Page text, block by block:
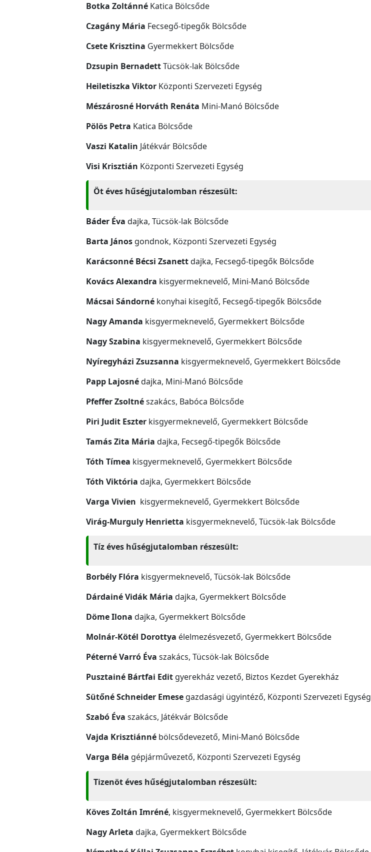
Botka Zoltánné Katica Bölcsőde
Czagány Mária Fecsegő-tipegők Bölcsőde
Csete Krisztina Gyermekkert Bölcsőde
Dzsupin BernadettTücsök-lak Bölcsőde
Heiletiszka Viktor Központi Szervezeti Egység
Mészárosné Horváth Renáta Mini-Manó Bölcsőde
Pölös Petra Katica Bölcsőde
Vaszi Katalin Játékvár Bölcsőde
Visi Krisztián Központi Szervezeti Egység
Öt éves hűségjutalomban részesült:
Báder Éva dajka, Tücsök-lak Bölcsőde
Barta János gondnok, Központi Szervezeti Egység
Karácsonné Bécsi Zsanettdajka, Fecsegő-tipegők Bölcsőde
Kovács Alexandra kisgyermeknevelő, Mini-Manó Bölcsőde
Mácsai Sándorné konyhai kisegítő, Fecsegő-tipegők Bölcsőde
Nagy Amanda kisgyermeknevelő, Gyermekkert Bölcsőde
Nagy Szabina kisgyermeknevelő, Gyermekkert Bölcsőde
Nyíregyházi Zsuzsanna kisgyermeknevelő, Gyermekkert Bölcsőde
Papp Lajosnédajka, Mini-Manó Bölcsőde
Pfeffer Zsoltnészakács, Babóca Bölcsőde
Piri Judit Eszter kisgyermeknevelő, Gyermekkert Bölcsőde
Tamás Zita Mária dajka, Fecsegő-tipegők Bölcsőde
Tóth Tímea kisgyermeknevelő, Gyermekkert Bölcsőde
Tóth Viktória dajka, Gyermekkert Bölcsőde
Varga Vivien kisgyermeknevelő, Gyermekkert Bölcsőde
Virág-Murguly Henrietta kisgyermeknevelő, Tücsök-lak Bölcsőde
Tíz éves hűségjutalomban részesült:
Borbély Flóra kisgyermeknevelő, Tücsök-lak Bölcsőde
Dárdainé Vidák Mária dajka, Gyermekkert Bölcsőde
Döme Ilona dajka, Gyermekkert Bölcsőde
Molnár-Kötél Dorottya élelmezésvezető, Gyermekkert Bölcsőde
Péterné Varró Éva szakács, Tücsök-lak Bölcsőde
Pusztainé Bártfai Edit gyerekház vezető, Biztos Kezdet Gyerekház
Sütőné Schneider Emese gazdasági ügyintéző, Központi Szervezeti Egység
Szabó Éva szakács, Játékvár Bölcsőde
Vajda Krisztiánné bölcsődevezető, Mini-Manó Bölcsőde
Varga Béla gépjárművezető, Központi Szervezeti Egység
Tizenöt éves hűségjutalomban részesült:
Köves Zoltán Imréné, kisgyermeknevelő, Gyermekkert Bölcsőde
Nagy Arleta dajka, Gyermekkert Bölcsőde